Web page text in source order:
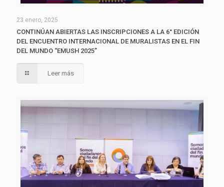
23 enero, 2025
CONTINÚAN ABIERTAS LAS INSCRIPCIONES A LA 6° EDICIÓN
DEL ENCUENTRO INTERNACIONAL DE MURALISTAS EN EL FIN
DEL MUNDO “EMUSH 2025”
Leer más